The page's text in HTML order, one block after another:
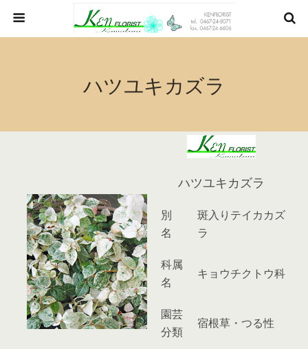
ハツユキカズラ
ハツユキカズラ
別
名
斑入りテイカカズ
ラ
科属
名
キョウチクトウ科
園芸
分類
宿根草・つる性